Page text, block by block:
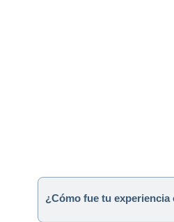
¿Cómo fue tu experiencia